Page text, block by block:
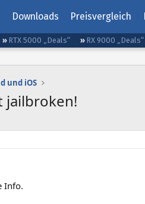
Downloads Preisvergleich
RTX 5000 „Deals“ RX 9000 „Deals“
und iOS
jailbroken!
Info.